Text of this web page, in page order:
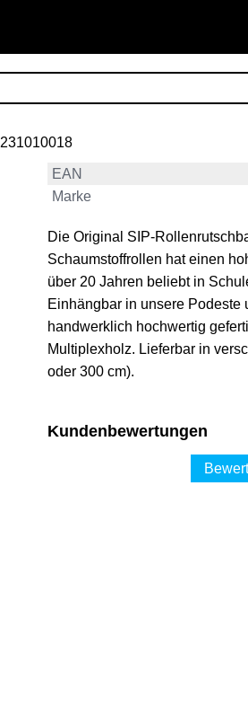
EAN
Marke
Die Original SIP-
Schaumstoffrollen hat einen
über 20 Jahren beliebt in
Einhängbar in unsere
handwerklich hochwertig
Multiplexholz. Lieferbar in
oder 300 cm).
Kundenbewertungen